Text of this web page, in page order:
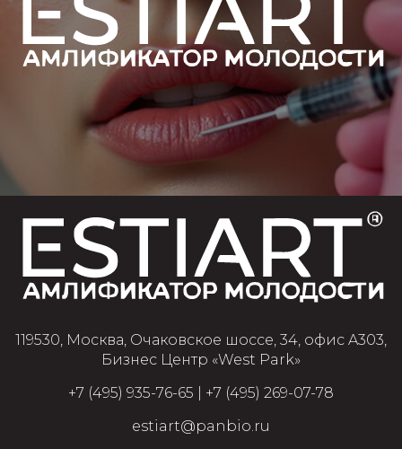
119530, Москва, Очаковское шоссе, 34, офис A303,
Бизнес Центр «West Park»
+7 (495) 935-76-65
+7 (495) 269-07-78
estiart@panbio.ru